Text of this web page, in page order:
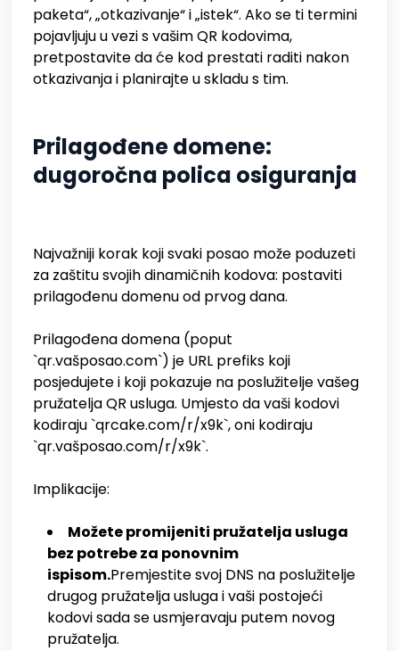
paketa“, „otkazivanje“ i „istek“. Ako se ti termini
pojavljuju u vezi s vašim QR kodovima,
pretpostavite da će kod prestati raditi nakon
otkazivanja i planirajte u skladu s tim.
Prilagođene domene:
dugoročna polica osiguranja
Najvažniji korak koji svaki posao može poduzeti
za zaštitu svojih dinamičnih kodova: postaviti
prilagođenu domenu od prvog dana.
Prilagođena domena (poput
`qr.vašposao.com`) je URL prefiks koji
posjedujete i koji pokazuje na poslužitelje vašeg
pružatelja QR usluga. Umjesto da vaši kodovi
kodiraju `qrcake.com/r/x9k`, oni kodiraju
`qr.vašposao.com/r/x9k`.
Implikacije:
Možete promijeniti pružatelja usluga
bez potrebe za ponovnim
ispisom.Premjestite svoj DNS na poslužitelje
drugog pružatelja usluga i vaši postojeći
kodovi sada se usmjeravaju putem novog
pružatelja.